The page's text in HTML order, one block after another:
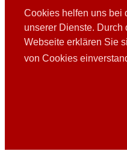
Cookies helfen uns bei
unserer Dienste. Durch
Webseite erklären Sie
von Cookies
Vorkommen hat nichts mit
Allergene vermeiden?"